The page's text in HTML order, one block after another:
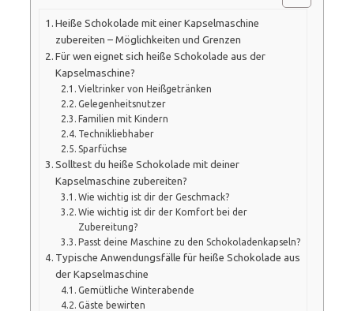
Heiße Schokolade mit einer Kapselmaschine
zubereiten – Möglichkeiten und Grenzen
Für wen eignet sich heiße Schokolade aus der
Kapselmaschine?
Vieltrinker von Heißgetränken
Gelegenheitsnutzer
Familien mit Kindern
Technikliebhaber
Sparfüchse
Solltest du heiße Schokolade mit deiner
Kapselmaschine zubereiten?
Wie wichtig ist dir der Geschmack?
Wie wichtig ist dir der Komfort bei der
Zubereitung?
Passt deine Maschine zu den Schokoladenkapseln?
Typische Anwendungsfälle für heiße Schokolade aus
der Kapselmaschine
Gemütliche Winterabende
Gäste bewirten